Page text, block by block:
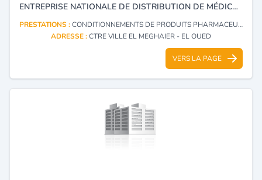
ENTREPRISE NATIONALE DE DISTRIBUTION DE MÉDICAMENTS.
PRESTATIONS :CONDITIONNEMENTS DE PRODUITS PHARMACEUTIQUES
ADRESSE :CTRE VILLE EL MEGHAIER - EL OUED
VERS LA PAGE